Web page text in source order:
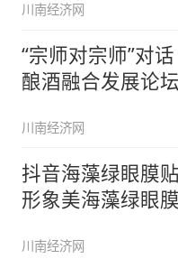
川南经济网
“宗师对宗师”对
酿酒融合发展论
川南经济网
抖音海藻绿眼膜
形象美海藻绿眼
川南经济网